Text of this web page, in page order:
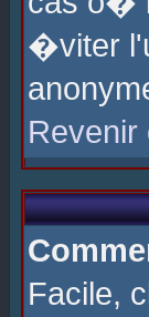
�viter
Revenir
Facile,